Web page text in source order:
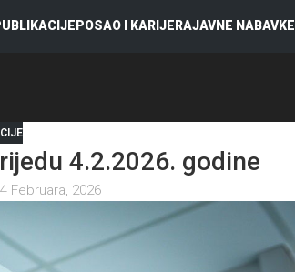
POSAO I KARIJERAJAVNE NABAVKE
4.2.2026. godine
Februara, 2026